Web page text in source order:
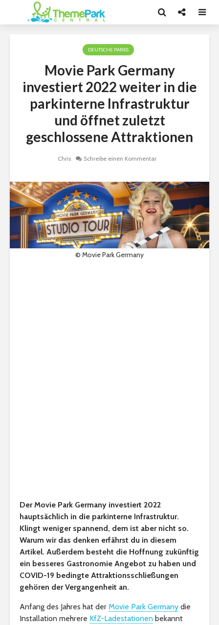
DEUTSCHE PARKS
Movie Park Germany
investiert 2022 weiter in die
parkinterne Infrastruktur
und öffnet zuletzt
geschlossene Attraktionen
Chris Schreibe einen Kommentar
© Movie Park Germany
Der Movie Park Germany investiert 2022
hauptsächlich in die parkinterne Infrastruktur.
Klingt weniger spannend, dem ist aber nicht so.
Warum wir das denken erfährst du in diesem
Artikel. Außerdem besteht die Hoffnung zukünftig
ein besseres Gastronomie Angebot zu haben und
COVID-19 bedingte Attraktionsschließungen
gehören der Vergangenheit an.
Anfang des Jahres hat der Movie Park Germany die
Installation mehrere KfZ-Ladestationen bekannt